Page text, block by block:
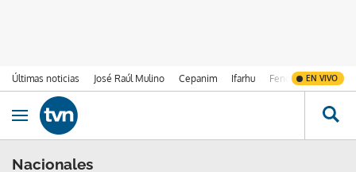
Últimas noticias José Raúl Mulino Cepanim Ifarhu Fenómeno de El
EN VIVO
Ir al contenido
Obrir navegació
Nacionales